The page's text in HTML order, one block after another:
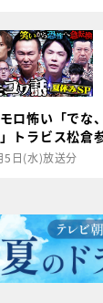
ロ怖い「でな
トラビス松倉
5日(水)放送分